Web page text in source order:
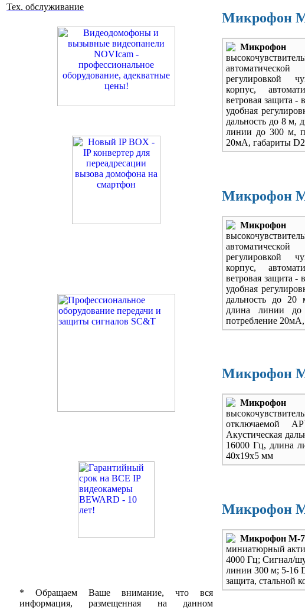
Тех. обслуживание
* Обращаем Ваше внимание, что вся
информация, размещенная на данном
Микрофон
Микрофон
регулировкой
корпус,
ветровая защита -
удобная
дальность до 8 м,
линии до 300 м,
20мА, габариты
Микрофон
Микрофон
регулировкой
корпус,
ветровая защита -
удобная
дальность до 20
длина линии
потребление
Микрофон
Микрофон
отключаемой
Акустическая
16000 Гц, длина
40х19х5 мм
Микрофон
Микрофон M-
миниатюрный
4000 Гц; Сигнал/
линии 300 м; 5-16
защита, стальной